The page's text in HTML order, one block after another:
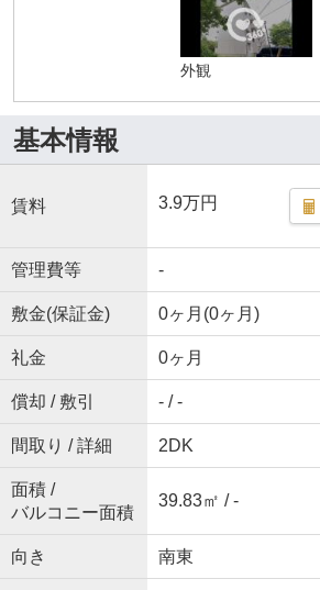
外観
基本情報
賃料 3.9万円
管理費等 -
敷金(保証金) 0ヶ月(0ヶ月)
礼金 0ヶ月
償却 / 敷引 - / -
間取り / 詳細 2DK
面積 /
バルコニー面積
39.83㎡ / -
向き 南東